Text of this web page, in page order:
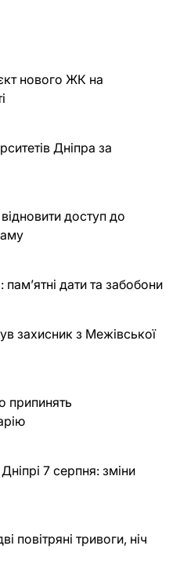
нового ЖК на
Дніпра за
доступ до
дати та забобони
захисник з Межівської
припинять
7 серпня: зміни
повітряні тривоги, ніч